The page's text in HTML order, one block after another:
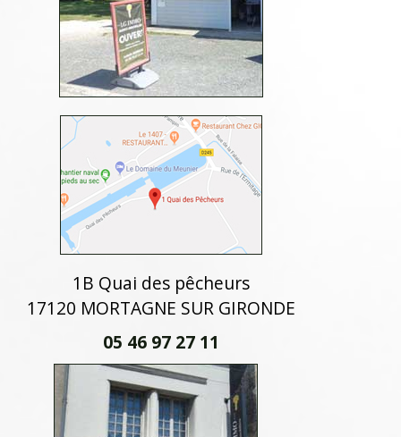
1B Quai des pêcheurs
17120 MORTAGNE SUR GIRONDE
05 46 97 27 11